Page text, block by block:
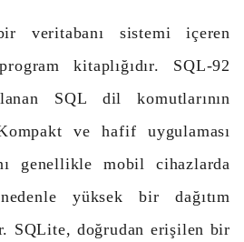
veritabanı sistemi içeren
kitaplığıdır. SQL-92
SQL dil komutlarının
ve hafif uygulaması
genellikle mobil cihazlarda
yüksek bir dağıtım
SQLite, doğrudan erişilen bir